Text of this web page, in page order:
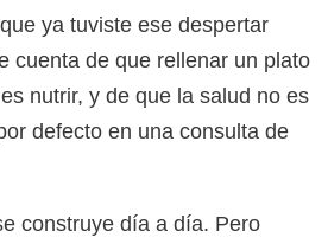
ya tuviste ese despertar
cuenta de que rellenar un plato
nutrir, y de que la salud no es
defecto en una consulta de
construye día a día. Pero